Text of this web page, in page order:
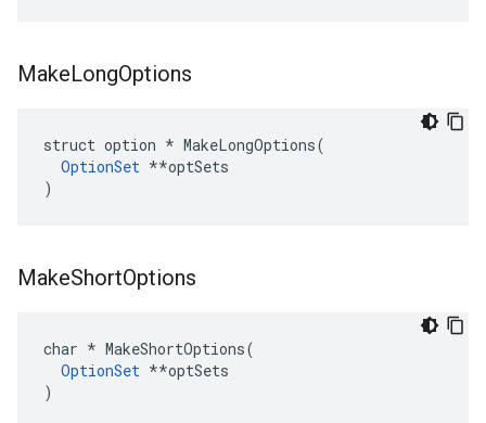
MakeLongOptions
struct option * MakeLongOptions(
OptionSet **optSets
)
MakeShortOptions
char * MakeShortOptions(
OptionSet **optSets
)